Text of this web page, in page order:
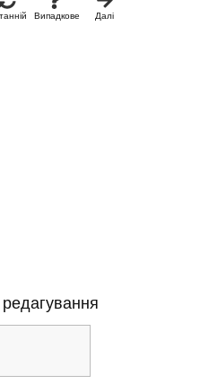
Випадкове Далі